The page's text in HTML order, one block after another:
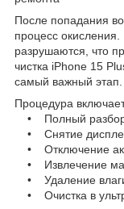
После попадания
процесс
разрушаются, что
чистка iPhone 15
самый важный этап.
Процедура
• Полный разбор
• Снятие
• Отключение
• Извлечение
• Удаление
• Очистка в